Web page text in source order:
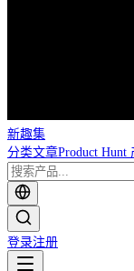
新趣集
分类文章Product Hunt
登录注册